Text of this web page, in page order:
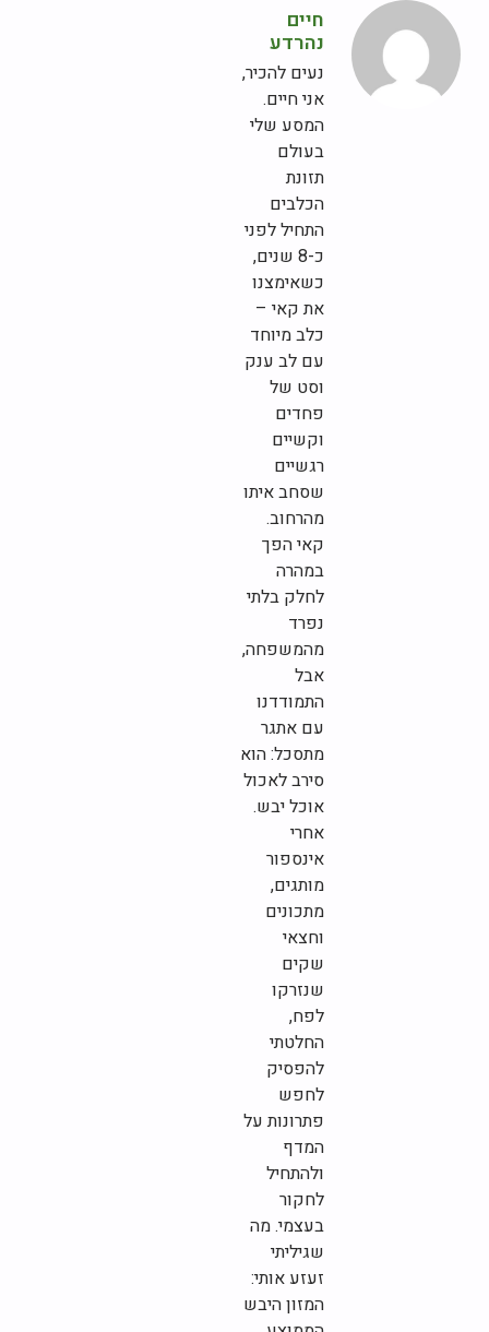
חיים
נהרדע
נעים להכיר,
אני חיים.
המסע שלי
בעולם
תזונת
הכלבים
התחיל לפני
כ-8 שנים,
כשאימצנו
את קאי –
כלב מיוחד
עם לב ענק
וסט של
פחדים
וקשיים
רגשיים
שסחב איתו
מהרחוב.
קאי הפך
במהרה
לחלק בלתי
נפרד
מהמשפחה,
אבל
התמודדנו
עם אתגר
מתסכל: הוא
סירב לאכול
אוכל יבש.
אחרי
אינספור
מותגים,
מתכונים
וחצאי
שקים
שנזרקו
לפח,
החלטתי
להפסיק
לחפש
פתרונות על
המדף
ולהתחיל
לחקור
בעצמי. מה
שגיליתי
זעזע אותי:
המזון היבש